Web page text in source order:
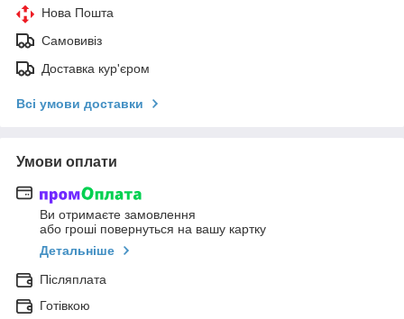
Нова Пошта
Самовивіз
Доставка кур'єром
Всі умови доставки
Умови оплати
Ви отримаєте замовлення
або гроші повернуться на вашу картку
Детальніше
Післяплата
Готівкою